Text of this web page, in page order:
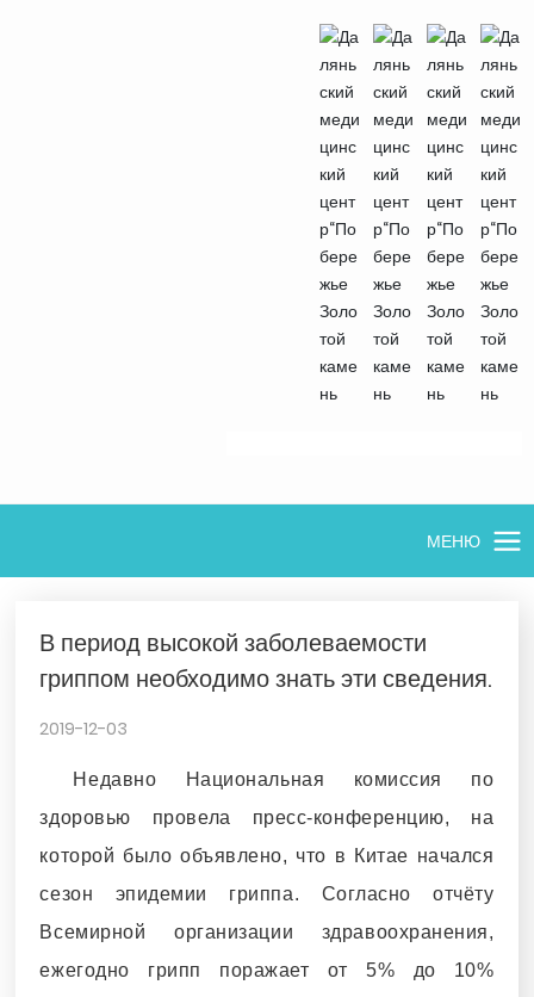
МЕНЮ
В период высокой заболеваемости
гриппом необходимо знать эти сведения.
2019-12-03
Недавно Национальная комиссия по
здоровью провела пресс-конференцию, на
которой было объявлено, что в Китае начался
сезон эпидемии гриппа. Согласно отчёту
Всемирной организации здравоохранения,
ежегодно грипп поражает от 5% до 10%